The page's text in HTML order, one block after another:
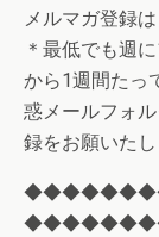
メルマガ登
＊最低でも週
から1週間たっ
惑メールフォ
録をお願いたし